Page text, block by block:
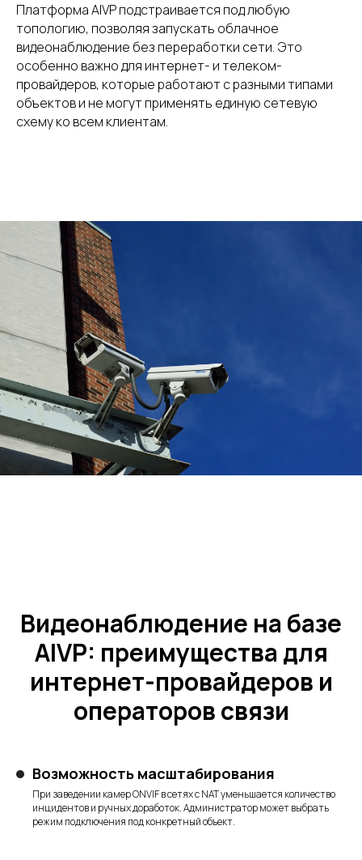
Платформа AIVP подстраивается под любую
топологию, позволяя запускать облачное
видеонаблюдение без переработки сети. Это
особенно важно для интернет- и телеком-
провайдеров, которые работают с разными типами
объектов и не могут применять единую сетевую
схему ко всем клиентам.
Видеонаблюдение на базе
AIVP: преимущества для
интернет-провайдеров и
операторов связи
Возможность масштабирования
При заведении камер ONVIF в сетях с NAT уменьшается количество
инцидентов и ручных доработок. Администратор может выбрать
режим подключения под конкретный объект.
Отправляя заявку, высоглашаетесь на обработку персональных данных,
с положениямиПользовательского соглашения
конфиденциальности
+375
Подписаться на
рассылку
о главном в телекомe и сервисах, без спама
Высокопроизводительная платформа для
создания цифровых экосистем на базе
+375 29 310 11 42
info@aivp.io